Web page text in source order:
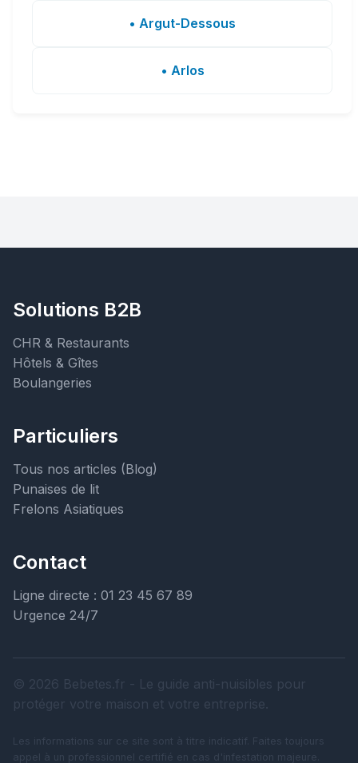
• Argut-Dessous
• Arlos
Solutions B2B
CHR & Restaurants
Hôtels & Gîtes
Boulangeries
Particuliers
Tous nos articles (Blog)
Punaises de lit
Frelons Asiatiques
Contact
Ligne directe : 01 23 45 67 89
Urgence 24/7
© 2026 Bebetes.fr - Le guide anti-nuisibles pour
protéger votre maison et votre entreprise.
Les informations sur ce site sont à titre indicatif. Faites toujours
appel à un professionnel certifié en cas d'infestation majeure.